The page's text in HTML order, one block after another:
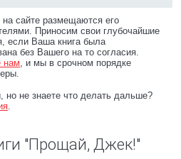
на сайте размещаются его
Приносим свои глубочайшие
если Ваша книга была
без Вашего на то согласия.
нам, и мы в срочном порядке
но не знаете что делать дальше?
.
"Прощай, Джек!"